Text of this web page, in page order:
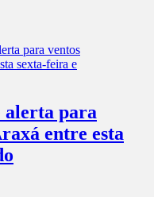
alerta para
entre esta